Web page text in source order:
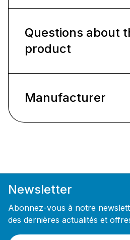
Questions about
product
Manufacturer
Newsletter
Abonnez-vous à notre
des dernières actualités et